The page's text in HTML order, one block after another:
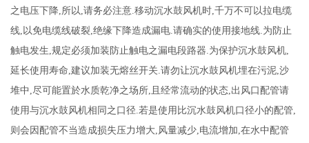
之电压下降,所以,请务必注意.移动沉水鼓风机时,千万不可以拉电缆
线,以免电缆线破裂,绝缘下降造成漏电.请确实的使用接地线.为防止
触电发生,规定必须加装防止触电之漏电段路器.为保护沉水鼓风机,
延长使用寿命,建议加装无熔丝开关.请勿让沉水鼓风机埋在污泥,沙
堆中,尽可能置於水质乾净之场所,且经常流动的状态,出风口配管请
使用与沉水鼓风机相同之口径.若是使用比沉水鼓风机口径小的配管,
则会因配管不当造成损失压力增大,风量减少,电流增加,在水中配管